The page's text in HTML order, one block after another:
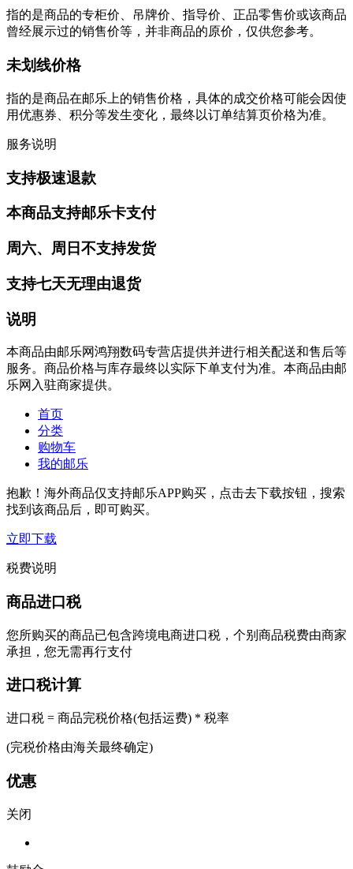
指的是商品的专柜价、吊牌价、指导价、正品零售价或该商品
曾经展示过的销售价等，并非商品的原价，仅供您参考。
未划线价格
指的是商品在邮乐上的销售价格，具体的成交价格可能会因使
用优惠券、积分等发生变化，最终以订单结算页价格为准。
服务说明
支持极速退款
本商品支持邮乐卡支付
周六、周日不支持发货
支持七天无理由退货
说明
本商品由邮乐网鸿翔数码专营店提供并进行相关配送和售后等
服务。商品价格与库存最终以实际下单支付为准。本商品由邮
乐网入驻商家提供。
首页
分类
购物车
我的邮乐
抱歉！海外商品仅支持邮乐APP购买，点击去下载按钮，搜索
找到该商品后，即可购买。
立即下载
税费说明
商品进口税
您所购买的商品已包含跨境电商进口税，个别商品税费由商家
承担，您无需再行支付
进口税计算
进口税 = 商品完税价格(包括运费) * 税率
(完税价格由海关最终确定)
优惠
关闭